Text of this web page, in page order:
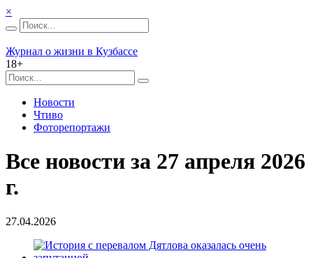
×
Журнал о жизни в Кузбассе
18+
Новости
Чтиво
Фоторепортажи
Все новости за 27 апреля 2026
г.
27.04.2026